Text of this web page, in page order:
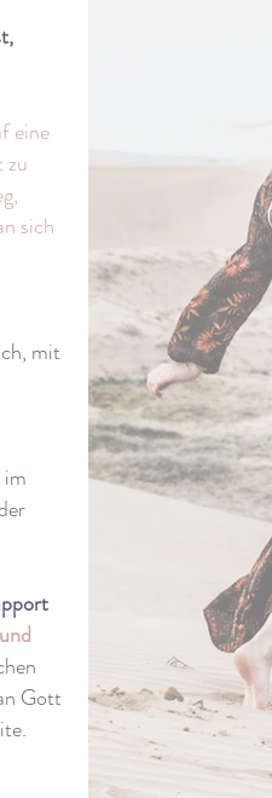
eine
zu
sich
mit
Gott